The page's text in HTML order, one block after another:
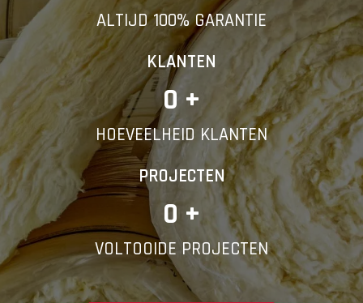
ALTIJD 100% GARANTIE
KLANTEN
0 +
HOEVEELHEID KLANTEN
PROJECTEN
0 +
VOLTOOIDE PROJECTEN